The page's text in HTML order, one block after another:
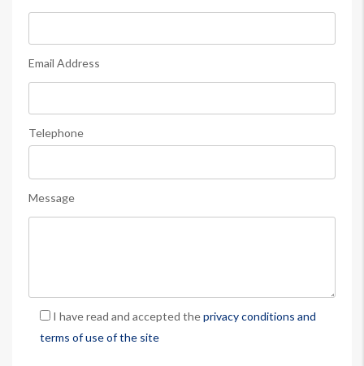
Email Address
Telephone
Message
I have read and accepted theprivacy conditions and
terms of use of the site